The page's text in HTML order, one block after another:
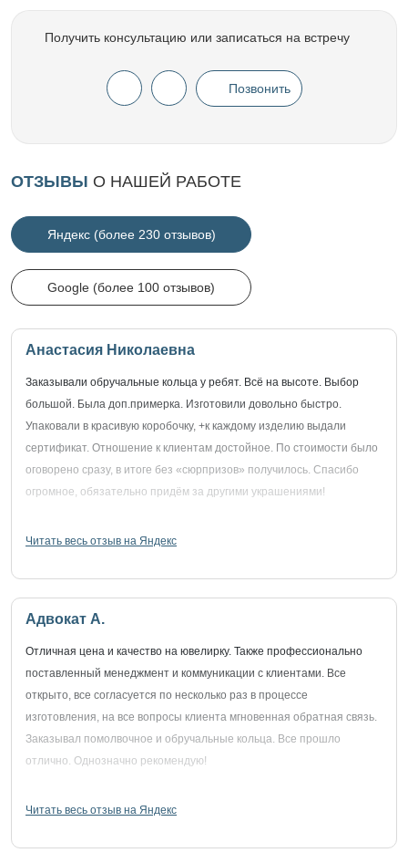
Получить консультацию или записаться на встречу
Позвонить
ОТЗЫВЫ О НАШЕЙ РАБОТЕ
Яндекс (более 230 отзывов)
Google (более 100 отзывов)
Анастасия Николаевна
Заказывали обручальные кольца у ребят. Всё на высоте. Выбор
большой. Была доп.примерка. Изготовили довольно быстро.
Упаковали в красивую коробочку, +к каждому изделию выдали
сертификат. Отношение к клиентам достойное. По стоимости было
оговорено сразу, в итоге без «сюрпризов» получилось. Спасибо
огромное, обязательно придём за другими украшениями!
Читать весь отзыв на Яндекс
Адвокат А.
Отличная цена и качество на ювелирку. Также профессионально
поставленный менеджмент и коммуникации с клиентами. Все
открыто, все согласуется по несколько раз в процессе
изготовления, на все вопросы клиента мгновенная обратная связь.
Заказывал помолвочное и обручальные кольца. Все прошло
отлично. Однозначно рекомендую!
Читать весь отзыв на Яндекс